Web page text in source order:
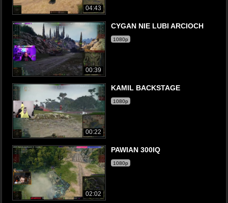
04:43
00:39
CYGAN NIE LUBI ARCIOCH
1080p
00:22
KAMIL BACKSTAGE
1080p
02:02
PAWIAN 300IQ
1080p